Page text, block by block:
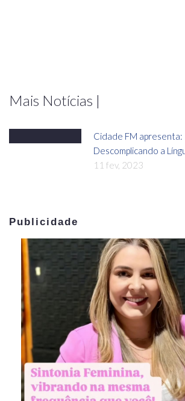
Mais Notícias |
Cidade FM apresenta:
Descomplicando a
11 fev, 2023
Publicidade